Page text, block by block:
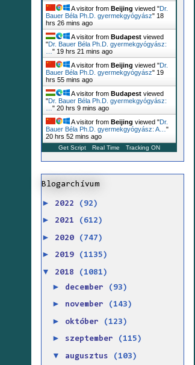
A visitor from Beijing viewed "Dr.
Bauer Béla Ph.D. gyermekgyógyász" 18
hrs 26 mins ago
A visitor from Budapest viewed
"Dr. Bauer Béla Ph.D. gyermekgyógyász:
" 19 hrs 21 mins ago
A visitor from Beijing viewed "Dr.
Bauer Béla Ph.D. gyermekgyógyász" 19
hrs 55 mins ago
A visitor from Budapest viewed
"Dr. Bauer Béla Ph.D. gyermekgyógyász:
" 20 hrs 9 mins ago
A visitor from Beijing viewed "Dr.
Bauer Béla Ph.D. gyermekgyógyász: A… "
20 hrs 52 mins ago
Get Script Real Time Tracking ON
Blogarchívum
► 2022 (92)
► 2021 (612)
► 2020 (747)
► 2019 (1135)
▼ 2018 (1081)
► december (93)
► november (143)
► október (123)
► szeptember (115)
▼ augusztus
(103)